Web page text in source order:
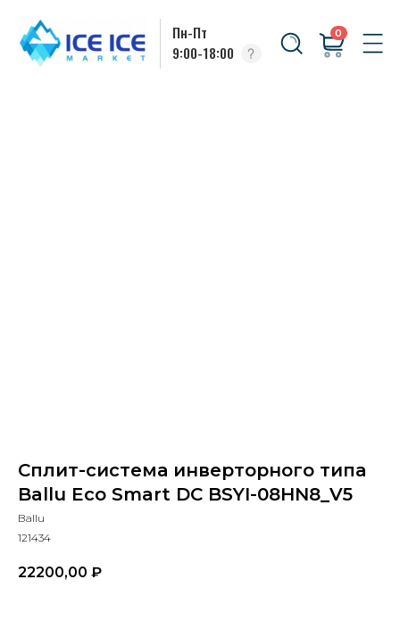
9:00-18:00
Сплит-система инверторного типа
Ballu Eco Smart DC BSYI-08HN8_V5
Ballu
121434
22200,00 ₽